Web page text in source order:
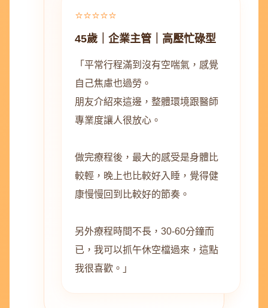
⭐️⭐️⭐️⭐️⭐️
45歲｜企業主管｜高壓忙碌型
「平常行程滿到沒有空喘氣，感覺
自己焦慮也過勞。
朋友介紹來這邊，整體環境跟醫師
專業度讓人很放心。
做完療程後，最大的感受是身體比
較輕，晚上也比較好入睡，覺得健
康慢慢回到比較好的節奏。
另外療程時間不長，30-60分鐘而
已，我可以抓午休空檔過來，這點
我很喜歡。」